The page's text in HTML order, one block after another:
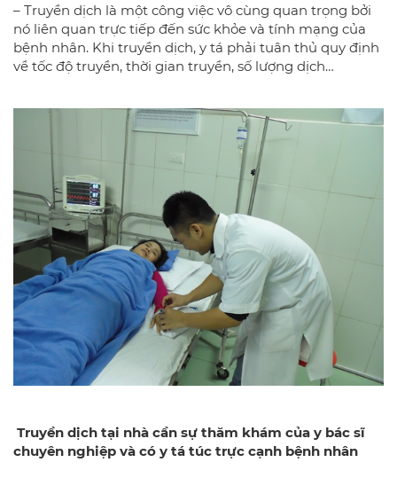
– Truyền dịch là một công việc vô cùng quan trọng bởi
nó liên quan trực tiếp đến sức khỏe và tính mạng của
bệnh nhân. Khi truyền dịch, y tá phải tuân thủ quy định
về tốc độ truyền, thời gian truyền, số lượng dịch…
Truyền dịch tại nhà cần sự thăm khám của y bác sĩ
chuyên nghiệp và có y tá túc trực cạnh bệnh nhân